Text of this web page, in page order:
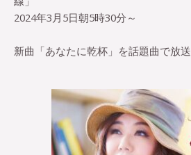
2024年3月5日朝5時30分～
新曲「あなたに乾杯」を話題曲で放送